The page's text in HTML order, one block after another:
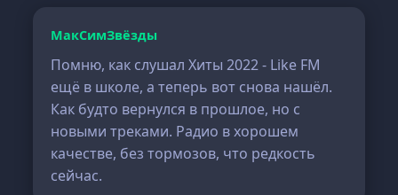
МакСимЗвёзды
Помню, как слушал Хиты 2022 - Like FM
ещё в школе, а теперь вот снова нашёл.
Как будто вернулся в прошлое, но с
новыми треками. Радио в хорошем
качестве, без тормозов, что редкость
сейчас.